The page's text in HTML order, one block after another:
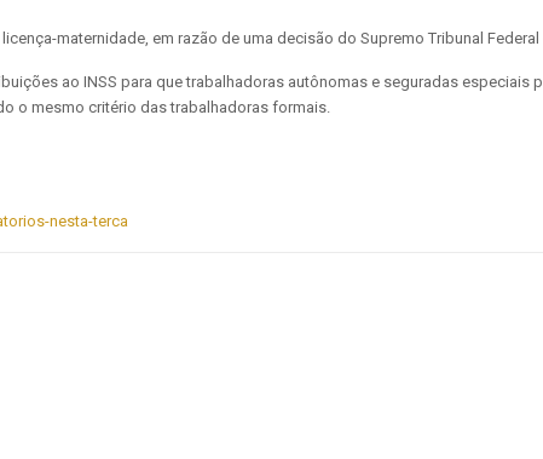
maternidade, em razão de uma decisão do Supremo Tribunal Federal
ao INSS para que trabalhadoras autônomas e seguradas especiais
o mesmo critério das trabalhadoras formais.
nesta-terca